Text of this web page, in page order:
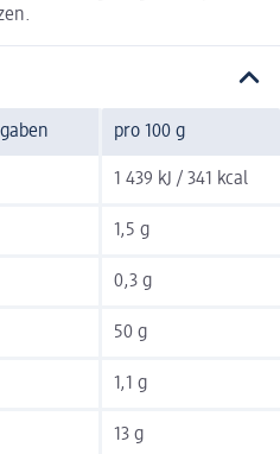
pro 100 g
1 439 kJ / 341 kcal
1,5 g
0,3 g
50 g
1,1 g
13 g